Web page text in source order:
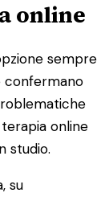
online
sempre
confermano
online
studio.
su